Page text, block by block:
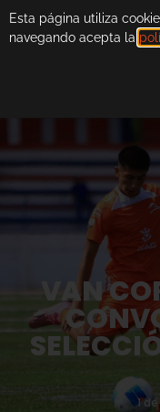
VAN
1
Esta página utiliza
navegando acepta la